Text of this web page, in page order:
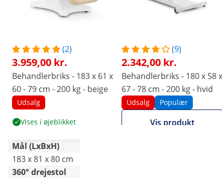
(2)
3.959,00 kr.
Behandlerbriks - 183 x 61 x
60 - 79 cm - 200 kg - beige
Udsalg
Vises i øjeblikket
(9)
2.342,00 kr.
Behandlerbriks - 180 x 58 x
67 - 78 cm - 200 kg - hvid
Udsalg Populær
Vis produkt
Mål (LxBxH)
183 x 81 x 80 cm
360° drejestol